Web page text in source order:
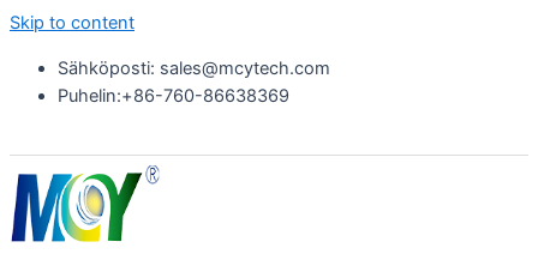
Skip to content
Sähköposti: sales@mcytech.com
Puhelin:+86-760-86638369